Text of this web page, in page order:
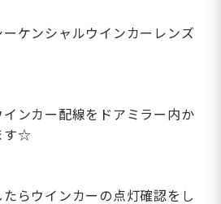
ケンシャルウインカーレンズ
ンカー配線をドアミラー内か
す☆
らウインカーの点灯確認をし